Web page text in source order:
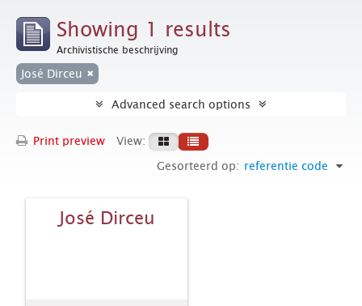
Showing 1 results
Archivistische beschrijving
José Dirceu
Advanced search options
Print preview
View:
Gesorteerd op: referentie code
José Dirceu